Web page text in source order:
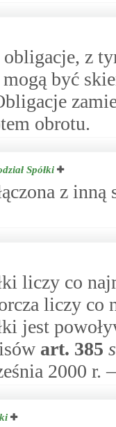
obligacje, z
być
obrotu.
Spółki
z
liczy co
liczy co
jest
art. 385
2000 r.